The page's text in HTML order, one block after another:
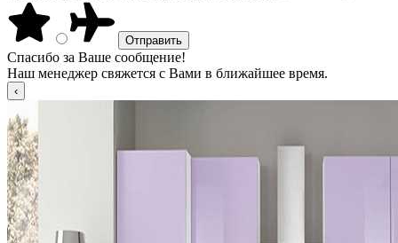
Спасибо за Ваше сообщение!
Наш менеджер свяжется с Вами в ближайшее время.